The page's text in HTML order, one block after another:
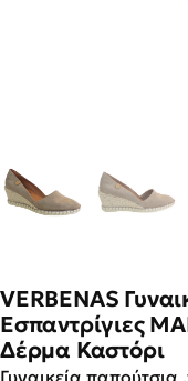
VERBENAS
Εσπαντρίγιες
Δέρμα Καστόρι
Γυναικεία παπούτσια